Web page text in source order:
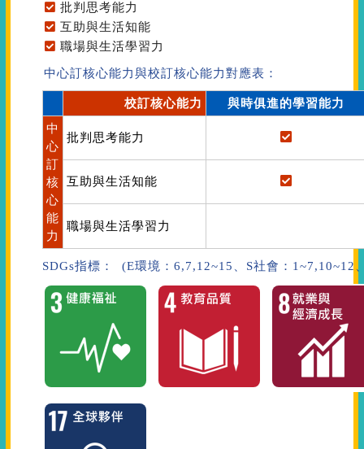
批判思考能力
互助與生活知能
職場與生活學習力
中心訂核心能力與校訂核心能力對應表：
校訂核心能力
與時俱進的學習能力
中
心
訂
核
心
能
力
批判思考能力
互助與生活知能
職場與生活學習力
SDGs指標： (E環境：6,7,12~15、S社會：